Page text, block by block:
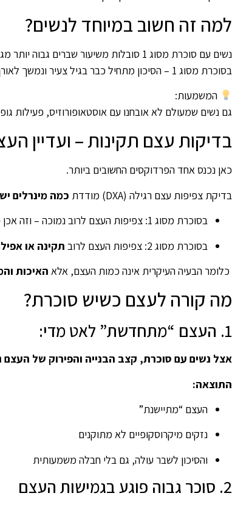
למה זה חשוב במיוחד לנשים?
נשים עם סוכרת מסוג 1 סובלות משיעור שברים גבוה יותר מגברים עם אותה מחלה
בסוכרת מסוג 1 – הסיכון מתחיל כבר בגיל צעיר ונמשך לאורך החיים, בסוכרת מסוג 2 – הסיכון עולה משמעותית אחרי גיל המעבר
המשמעות:
גם נשים שמעולם לא אובחנו עם אוסטאופורוזיס, פעילות
בדיקות עצם תקינות – ועדיין
כאן נכנס אחד הפרדוקסים החשובים ביותר.
בדיקת צפיפות עצם רגילה (DXA) מודדת
כמה מינרלים
בסוכרת מסוג 1: צפיפות העצם לרוב נמוכה – וזה אכן מסביר חלק מהסיכון
בסוכרת מסוג 2: צפיפות העצם לרוב
תקינה או
כלומר הבעיה העיקרית אינה כמות העצם, אלא האיכות
מה קורה לעצם כשיש סוכרת?
1. העצם “מתחדשת” לאט מדי:
אצל נשים עם סוכרת, קצב הבנייה והפירוק של העצם
התוצאה:
העצם “מתיישנת”
נזקים מיקרוסקופיים לא מתוקנים
והסיכון לשבר עולה, גם בלי חבלה משמעותית
2. סוכר גבוה פוגע בגמישות העצם